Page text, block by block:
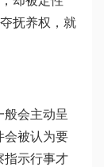
抚养权，就
般会主动呈
会被认为要
指示行事才